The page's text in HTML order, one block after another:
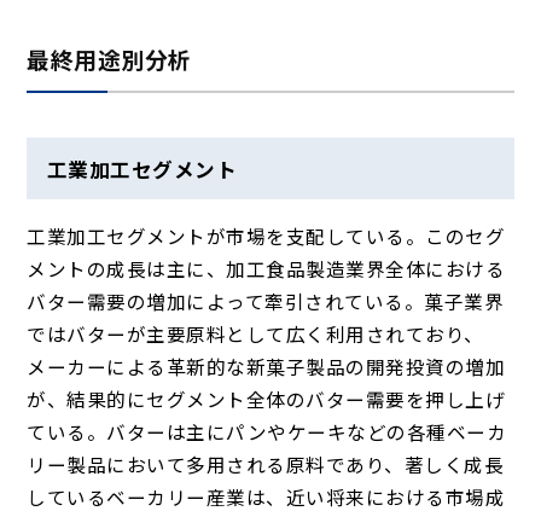
最終用途別分析
工業加工セグメント
工業加工セグメントが市場を支配している。このセグ
メントの成長は主に、加工食品製造業界全体における
バター需要の増加によって牽引されている。菓子業界
ではバターが主要原料として広く利用されており、
メーカーによる革新的な新菓子製品の開発投資の増加
が、結果的にセグメント全体のバター需要を押し上げ
ている。バターは主にパンやケーキなどの各種ベーカ
リー製品において多用される原料であり、著しく成長
しているベーカリー産業は、近い将来における市場成